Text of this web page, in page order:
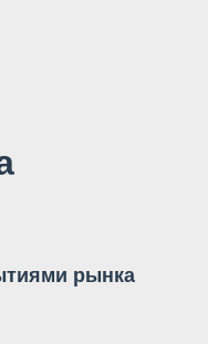
рынка